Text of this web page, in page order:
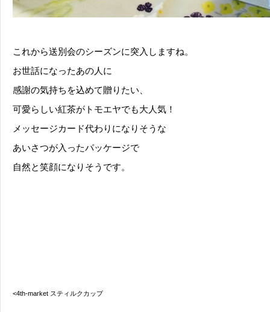
これから送別会のシーズンに突入しますね。
お世話になったあの人に
感謝の気持ちを込めて贈りたい、
可愛らしい紅茶がトモエヤでも大人気！
メッセージカード代わりになりそうな
あいさつが入ったパッケージで
自然と笑顔になりそうです。
<4th-market スティルクカップ